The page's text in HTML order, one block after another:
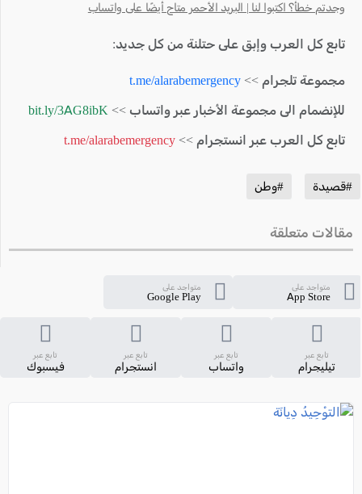
وجدتم خطأ؟ اكتبوا لنا | البريد الأحمر متاح أيضًا على واتساب
تابع كل العرب وإبق على حتلنة من كل جديد:
مجموعة تلجرام >> t.me/alarabemergency
للإنضمام الى مجموعة الأخبار عبر واتساب >> bit.ly/3AG8ibK
تابع كل العرب عبر انستجرام >> t.me/alarabemergency
#قصيدة #وطن
مقالات متعلقة
متواجد على
App Store
متواجد على
Google Play
تابع عبر
تيليجرام
تابع عبر
واتساب
تابع عبر
انستجرام
تابع عبر
فيسبوك